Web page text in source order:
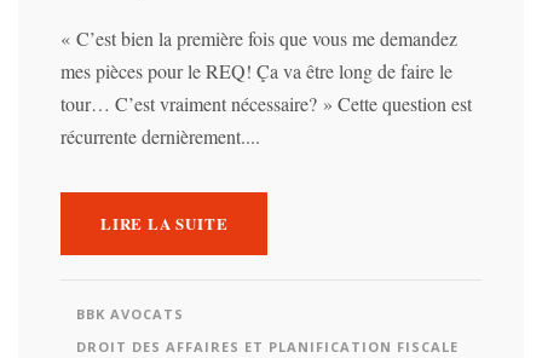
« C’est bien la première fois que vous me demandez
mes pièces pour le REQ! Ça va être long de faire le
tour… C’est vraiment nécessaire? » Cette question est
récurrente dernièrement....
LIRE LA SUITE
BBK AVOCATS
DROIT DES AFFAIRES ET PLANIFICATION FISCALE